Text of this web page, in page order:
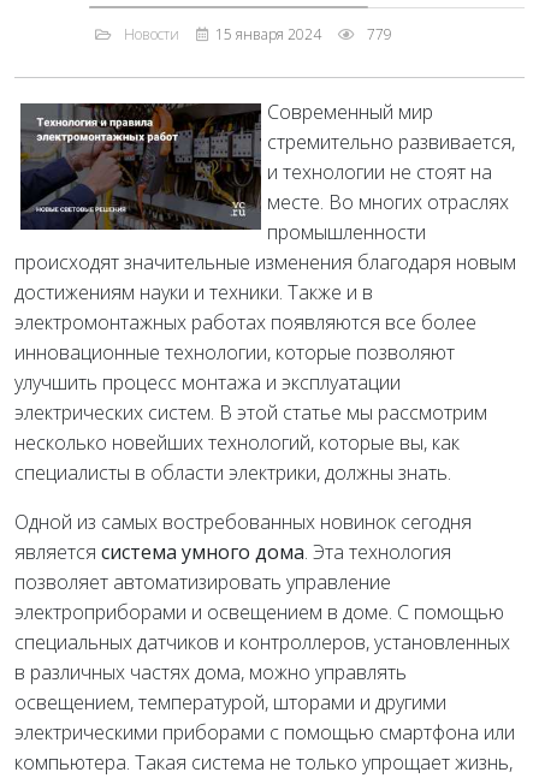
Новости 15 января 2024 779
Современный мир
стремительно развивается,
и технологии не стоят на
месте. Во многих отраслях
промышленности
происходят значительные изменения благодаря новым
достижениям науки и техники. Также и в
электромонтажных работах появляются все более
инновационные технологии, которые позволяют
улучшить процесс монтажа и эксплуатации
электрических систем. В этой статье мы рассмотрим
несколько новейших технологий, которые вы, как
специалисты в области электрики, должны знать.
Одной из самых востребованных новинок сегодня
является система умного дома. Эта технология
позволяет автоматизировать управление
электроприборами и освещением в доме. С помощью
специальных датчиков и контроллеров, установленных
в различных частях дома, можно управлять
освещением, температурой, шторами и другими
электрическими приборами с помощью смартфона или
компьютера. Такая система не только упрощает жизнь,